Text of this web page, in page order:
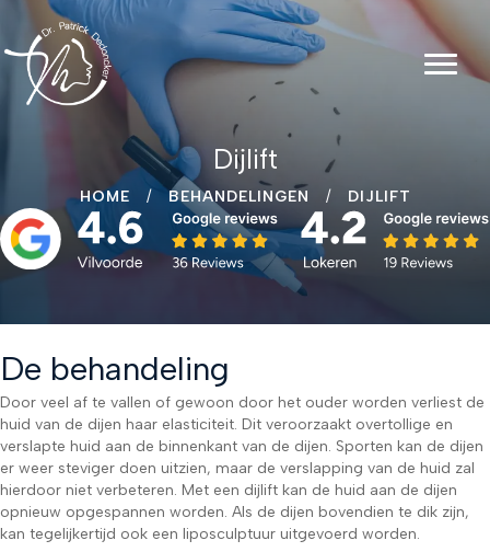
Dijlift
HOME / BEHANDELINGEN / DIJLIFT
De behandeling
Door veel af te vallen of gewoon door het ouder worden verliest de
huid van de dijen haar elasticiteit. Dit veroorzaakt overtollige en
verslapte huid aan de binnenkant van de dijen. Sporten kan de dijen
er weer steviger doen uitzien, maar de verslapping van de huid zal
hierdoor niet verbeteren. Met een dijlift kan de huid aan de dijen
opnieuw opgespannen worden. Als de dijen bovendien te dik zijn,
kan tegelijkertijd ook een liposculptuur uitgevoerd worden.